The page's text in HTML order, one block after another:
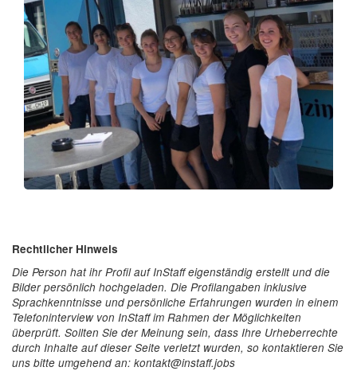
Rechtlicher Hinweis
Die Person hat ihr Profil auf InStaff eigenständig erstellt und die
Bilder persönlich hochgeladen. Die Profilangaben inklusive
Sprachkenntnisse und persönliche Erfahrungen wurden in einem
Telefoninterview von InStaff im Rahmen der Möglichkeiten
überprüft. Sollten Sie der Meinung sein, dass Ihre Urheberrechte
durch Inhalte auf dieser Seite verletzt wurden, so kontaktieren Sie
uns bitte umgehend an: kontakt@instaff.jobs